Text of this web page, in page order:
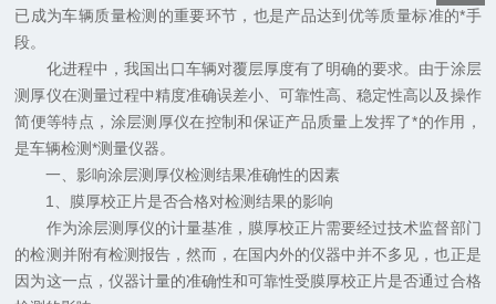
已成为车辆质量检测的重要环节，也是产品达到优等质量标准的*手
段。
化进程中，我国出口车辆对覆层厚度有了明确的要求。由于涂层
测厚仪在测量过程中精度准确误差小、可靠性高、稳定性高以及操作
简便等特点，涂层测厚仪在控制和保证产品质量上发挥了*的作用，
是车辆检测*测量仪器。
一、影响涂层测厚仪检测结果准确性的因素
1、膜厚校正片是否合格对检测结果的影响
作为涂层测厚仪的计量基准，膜厚校正片需要经过技术监督部门
的检测并附有检测报告，然而，在国内外的仪器中并不多见，也正是
因为这一点，仪器计量的准确性和可靠性受膜厚校正片是否通过合格